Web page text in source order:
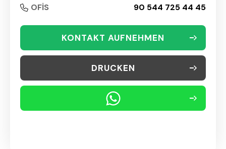
OFİS
90 544 725 44 45
KONTAKT AUFNEHMEN
DRUCKEN